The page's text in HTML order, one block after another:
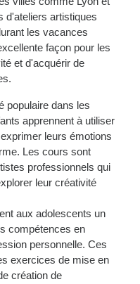
d'ateliers artistiques
les vacances
façon pour les
et d'acquérir de
populaire dans les
apprennent à utiliser
leurs émotions
Les cours sont
professionnels qui
leur créativité
aux adolescents un
compétences en
personnelle. Ces
exercices de mise en
création de